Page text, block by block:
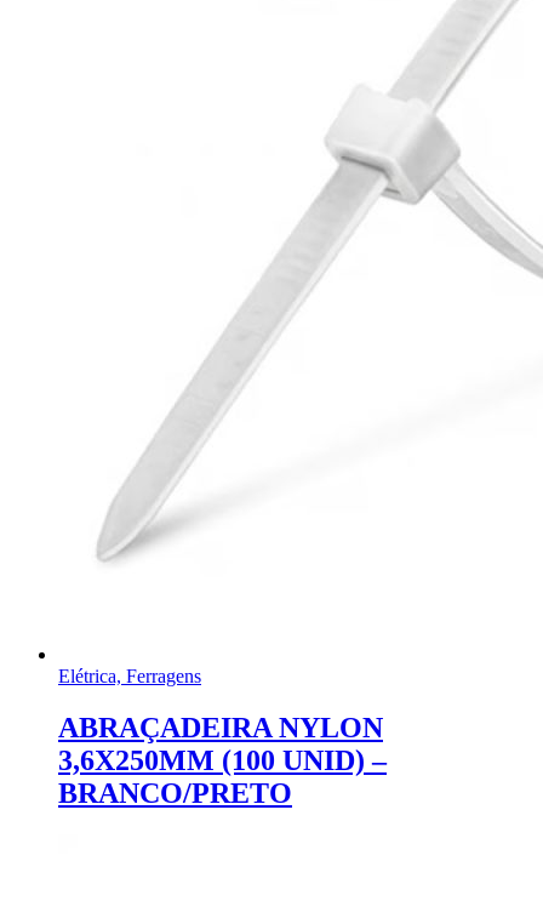
Elétrica, Ferragens
ABRAÇADEIRA NYLON
3,6X250MM (100 UNID) –
BRANCO/PRETO